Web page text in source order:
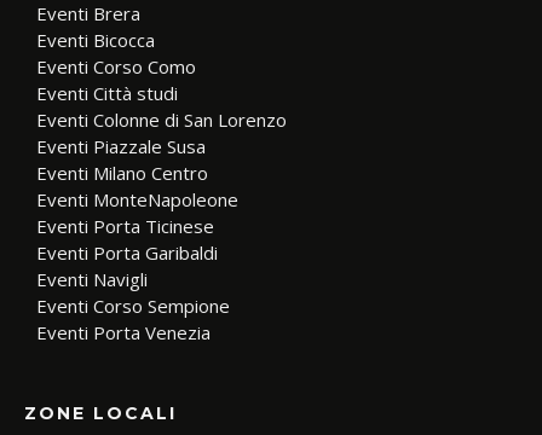
Eventi Brera
Eventi Bicocca
Eventi Corso Como
Eventi Città studi
Eventi Colonne di San Lorenzo
Eventi Piazzale Susa
Eventi Milano Centro
Eventi MonteNapoleone
Eventi Porta Ticinese
Eventi Porta Garibaldi
Eventi Navigli
Eventi Corso Sempione
Eventi Porta Venezia
ZONE LOCALI